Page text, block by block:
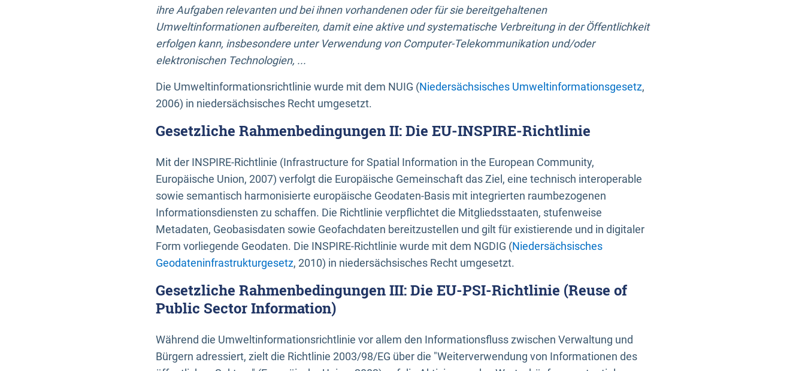
ihre Aufgaben relevanten und bei ihnen vorhandenen oder für sie bereitgehaltenen
Umweltinformationen aufbereiten, damit eine aktive und systematische Verbreitung in der Öffentlichkeit
erfolgen kann, insbesondere unter Verwendung von Computer-Telekommunikation und/oder
elektronischen Technologien, ...
Die Umweltinformationsrichtlinie wurde mit dem NUIG (Niedersächsisches Umweltinformationsgesetz,
2006) in niedersächsisches Recht umgesetzt.
Gesetzliche Rahmenbedingungen II: Die EU-INSPIRE-Richtlinie
Mit der INSPIRE-Richtlinie (Infrastructure for Spatial Information in the European Community,
Europäische Union, 2007) verfolgt die Europäische Gemeinschaft das Ziel, eine technisch interoperable
sowie semantisch harmonisierte europäische Geodaten-Basis mit integrierten raumbezogenen
Informationsdiensten zu schaffen. Die Richtlinie verpflichtet die Mitgliedsstaaten, stufenweise
Metadaten, Geobasisdaten sowie Geofachdaten bereitzustellen und gilt für existierende und in digitaler
Form vorliegende Geodaten. Die INSPIRE-Richtlinie wurde mit dem NGDIG (Niedersächsisches
Geodateninfrastrukturgesetz, 2010) in niedersächsisches Recht umgesetzt.
Gesetzliche Rahmenbedingungen III: Die EU-PSI-Richtlinie (Reuse of
Public Sector Information)
Während die Umweltinformationsrichtlinie vor allem den Informationsfluss zwischen Verwaltung und
Bürgern adressiert, zielt die Richtlinie 2003/98/EG über die "Weiterverwendung von Informationen des